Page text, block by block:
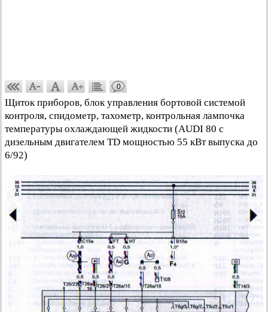
0
Щиток приборов, блок управления бортовой системой
контроля, спидометр, тахометр, контрольная лампочка
температуры охлаждающей жидкости (AUDI 80 с
дизельным двигателем TD мощностью 55 кВт выпуска до
6/92)